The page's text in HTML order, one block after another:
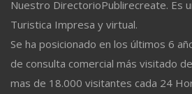
Nuestro DirectorioPublirecreate. Es
Turistica Impresa y virtual.
Se ha posicionado en los últimos 6
de consulta comercial más visitado
mas de 18.000 visitantes cada 24